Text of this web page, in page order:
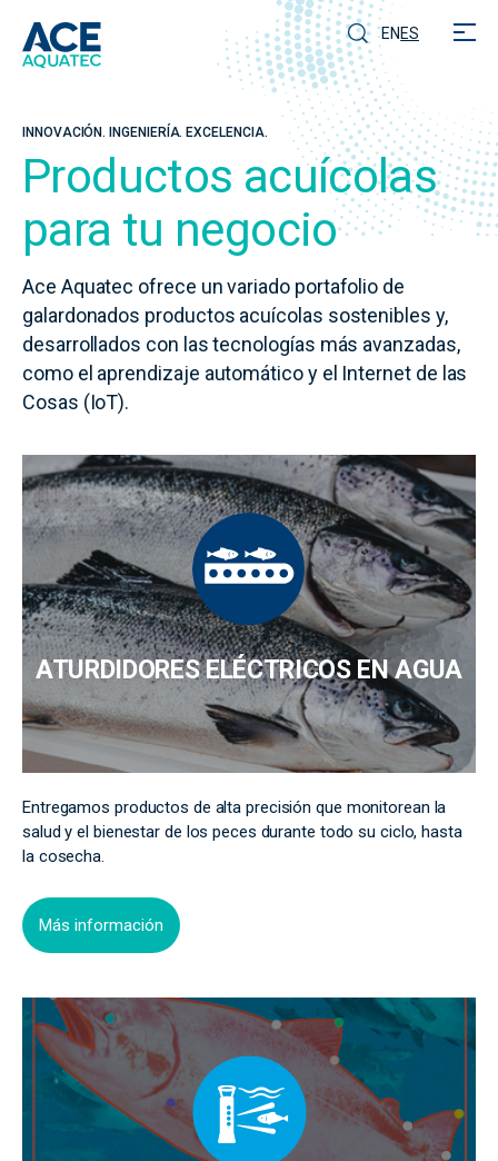
EN ES
INNOVACIÓN. INGENIERÍA. EXCELENCIA.
Productos acuícolas
para tu negocio
Ace Aquatec ofrece un variado portafolio de
galardonados productos acuícolas sostenibles y,
desarrollados con las tecnologías más avanzadas,
como el aprendizaje automático y el Internet de las
Cosas (IoT).
ATURDIDORES ELÉCTRICOS EN AGUA
Entregamos productos de alta precisión que monitorean la
salud y el bienestar de los peces durante todo su ciclo, hasta
la cosecha.
Más información